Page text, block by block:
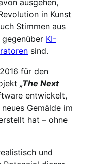
ausgehen,
in Kunst
Stimmen aus
KI-
sind.
für den
„The Next
entwickelt,
Gemälde im
hat – ohne
und